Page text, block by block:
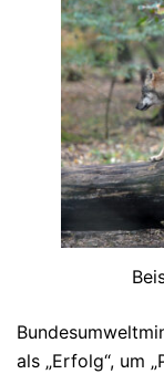
als „Erfolg“, um